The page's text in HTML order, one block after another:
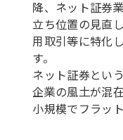
降、ネット証券
立ち位置の見直
用取引等に特化
す。
ネット証券とい
企業の風土が混
小規模でフラッ